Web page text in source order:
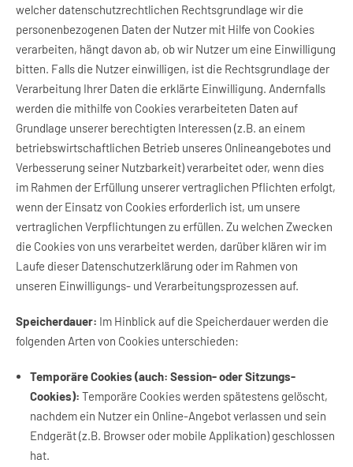
welcher datenschutzrechtlichen Rechtsgrundlage wir die
personenbezogenen Daten der Nutzer mit Hilfe von Cookies
verarbeiten, hängt davon ab, ob wir Nutzer um eine Einwilligung
bitten. Falls die Nutzer einwilligen, ist die Rechtsgrundlage der
Verarbeitung Ihrer Daten die erklärte Einwilligung. Andernfalls
werden die mithilfe von Cookies verarbeiteten Daten auf
Grundlage unserer berechtigten Interessen (z.B. an einem
betriebswirtschaftlichen Betrieb unseres Onlineangebotes und
Verbesserung seiner Nutzbarkeit) verarbeitet oder, wenn dies
im Rahmen der Erfüllung unserer vertraglichen Pflichten erfolgt,
wenn der Einsatz von Cookies erforderlich ist, um unsere
vertraglichen Verpflichtungen zu erfüllen. Zu welchen Zwecken
die Cookies von uns verarbeitet werden, darüber klären wir im
Laufe dieser Datenschutzerklärung oder im Rahmen von
unseren Einwilligungs- und Verarbeitungsprozessen auf.
Speicherdauer: Im Hinblick auf die Speicherdauer werden die
folgenden Arten von Cookies unterschieden:
Temporäre Cookies (auch: Session- oder Sitzungs-
Cookies): Temporäre Cookies werden spätestens gelöscht,
nachdem ein Nutzer ein Online-Angebot verlassen und sein
Endgerät (z.B. Browser oder mobile Applikation) geschlossen
hat.